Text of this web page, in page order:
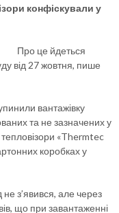
конфіскували у
Про це йдеться
від 27 жовтня, пише
вантажівку
та не зазначених у
«Thermtec
коробках у
з’явився, але через
що при завантаженні